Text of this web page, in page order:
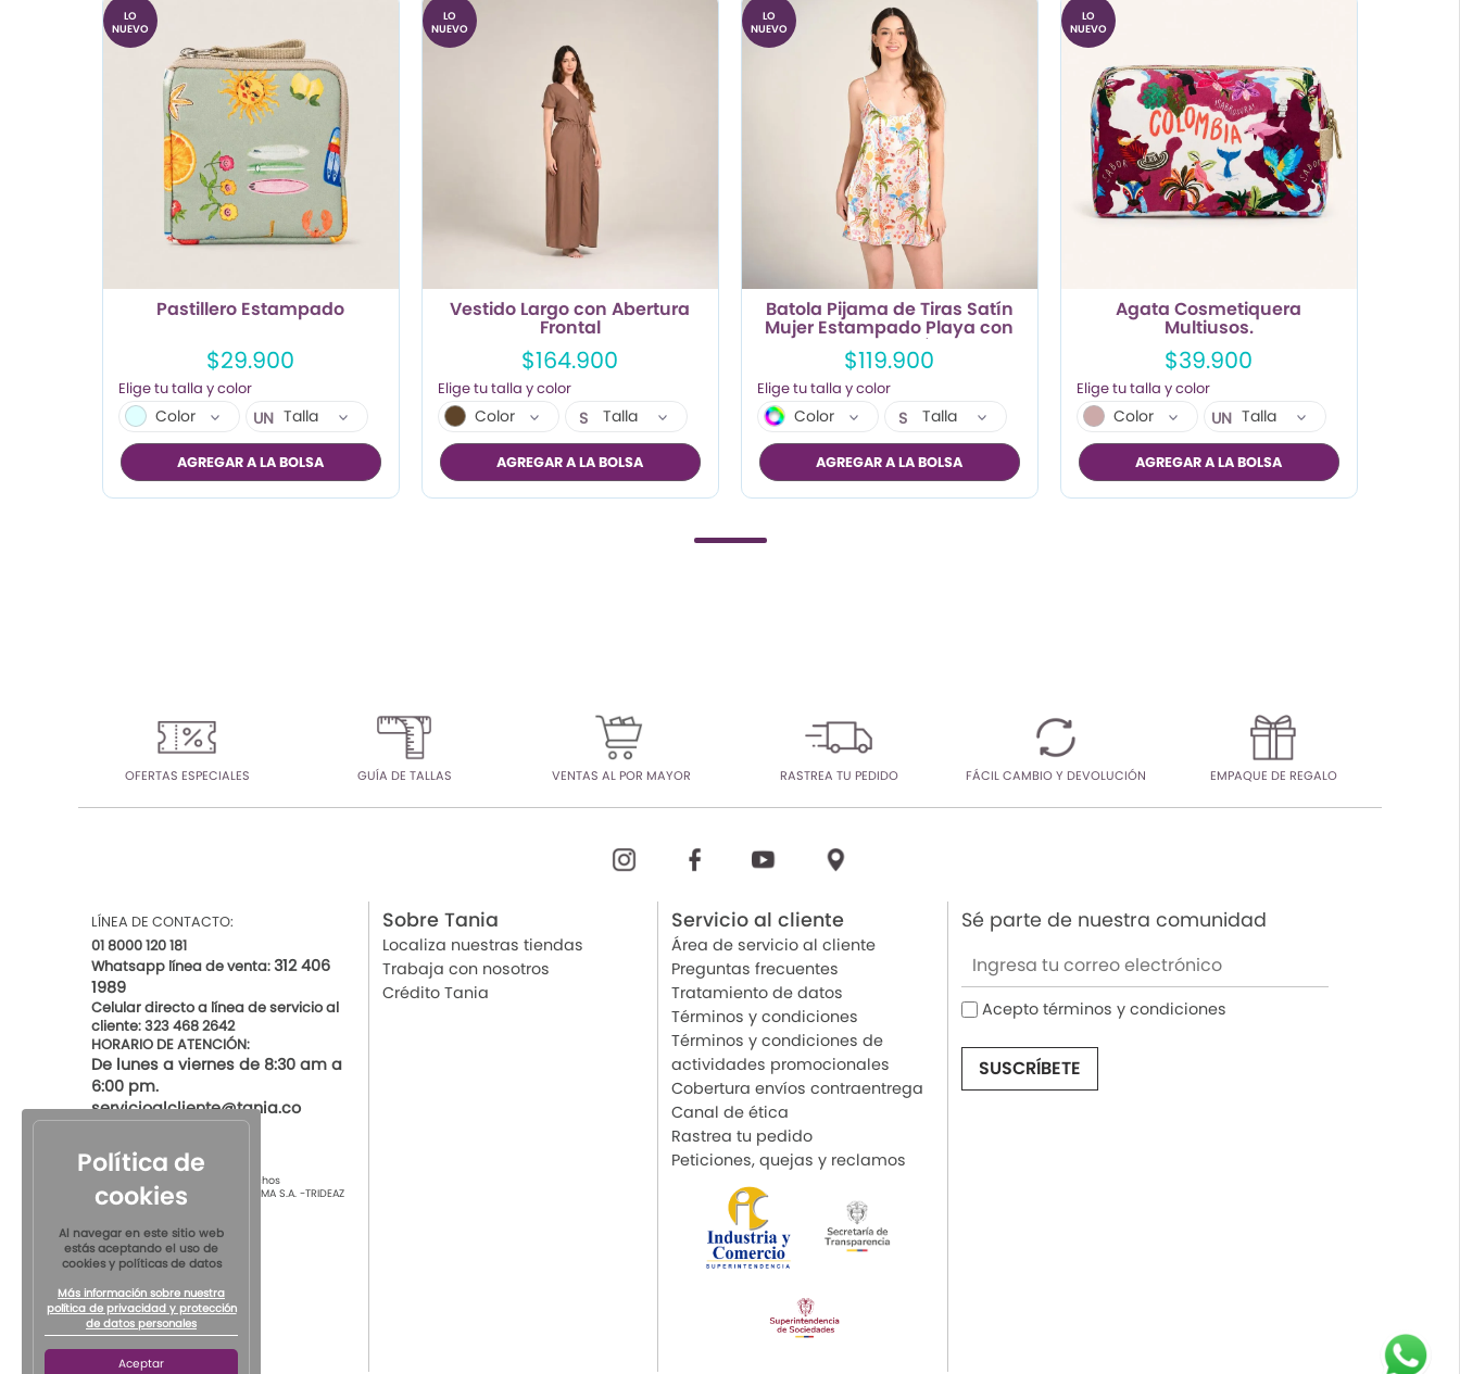
LO
NUEVO
Pastillero Estampado
$29.900
Color UN Talla
AGREGAR A LA BOLSA
LO
NUEVO
Vestido Largo con Abertura
Frontal
$164.900
Color
S
M
L
XL
Talla
AGREGAR A LA BOLSA
LO
NUEVO
Batola Pijama de Tiras Satín
Mujer Estampado Playa con
Fondo París.
$119.900
Color
S
M
L
XL
Talla
AGREGAR A LA BOLSA
LO
NUEVO
Agata Cosmetiquera
Multiusos.
$39.900
Color UN Talla
AGREGAR A LA BOLSA
OFERTAS ESPECIALES GUÍA DE TALLAS VENTAS AL POR MAYOR RASTREA TU PEDIDO FÁCIL CAMBIO Y DEVOLUCIÓN EMPAQUE DE REGALO
LÍNEA DE CONTACTO:
01 8000 120 181
Whatsapp línea de venta:312 406
1989
Celular directo a línea de servicio al
cliente: 323 468 2642
HORARIO DE ATENCIÓN:
De lunes a viernes de 8:30 am a
6:00 pm.
servicioalcliente@tania.co
© 2021 por Tania Todos los derechos
ReservadosTIENDAS DE ROPA INTIMA S.A. -TRIDEAZ
S.A. Nit 890.901.218-4
Sobre Tania
Localiza nuestras tiendas
Trabaja con nosotros
Crédito Tania
Servicio al cliente
Área de servicio al cliente
Preguntas frecuentes
Tratamiento de datos
Términos y condiciones
Términos y condiciones de
actividades promocionales
Cobertura envíos contraentrega
Canal de ética
Rastrea tu pedido
Peticiones, quejas y reclamos
Sé parte de nuestra comunidad
Acepto términos y condiciones
Política de
cookies
Al navegar en este sitio web
estás aceptando el uso de
cookies y políticas de datos
Más información sobre nuestra
política de privacidad y protección
de datos personales
Aceptar